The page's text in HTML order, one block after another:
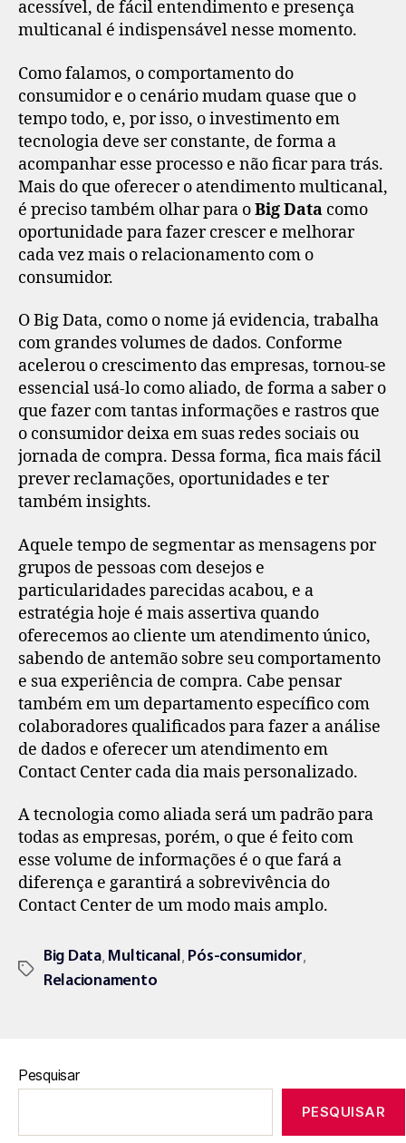
acessível, de fácil entendimento e presença
multicanal é indispensável nesse momento.
Como falamos, o comportamento do
consumidor e o cenário mudam quase que o
tempo todo, e, por isso, o investimento em
tecnologia deve ser constante, de forma a
acompanhar esse processo e não ficar para trás.
Mais do que oferecer o atendimento multicanal,
é preciso também olhar para oBig Data como
oportunidade para fazer crescer e melhorar
cada vez mais o relacionamento com o
consumidor.
O Big Data, como o nome já evidencia, trabalha
com grandes volumes de dados. Conforme
acelerou o crescimento das empresas, tornou-se
essencial usá-lo como aliado, de forma a saber o
que fazer com tantas informações e rastros que
o consumidor deixa em suas redes sociais ou
jornada de compra. Dessa forma, fica mais fácil
prever reclamações, oportunidades e ter
também insights.
Aquele tempo de segmentar as mensagens por
grupos de pessoas com desejos e
particularidades parecidas acabou, e a
estratégia hoje é mais assertiva quando
oferecemos ao cliente um atendimento único,
sabendo de antemão sobre seu comportamento
e sua experiência de compra. Cabe pensar
também em um departamento específico com
colaboradores qualificados para fazer a análise
de dados e oferecer um atendimento em
Contact Center cada dia mais personalizado.
A tecnologia como aliada será um padrão para
todas as empresas, porém, o que é feito com
esse volume de informações é o que fará a
diferença e garantirá a sobrevivência do
Contact Center de um modo mais amplo.
Big Data, Multicanal, Pós-consumidor,
Relacionamento
Pesquisar
PESQUISAR